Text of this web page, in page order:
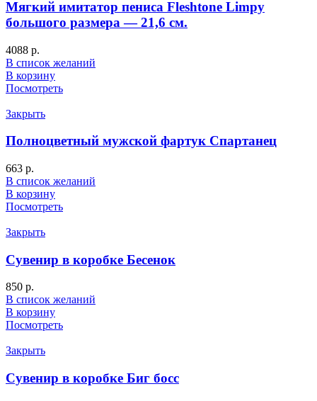
Мягкий имитатор пениса Fleshtone Limpy
большого размера — 21,6 см.
4088 р.
В список желаний
В корзину
Посмотреть
Закрыть
Полноцветный мужской фартук Спартанец
663 р.
В список желаний
В корзину
Посмотреть
Закрыть
Сувенир в коробке Бесенок
850 р.
В список желаний
В корзину
Посмотреть
Закрыть
Сувенир в коробке Биг босс